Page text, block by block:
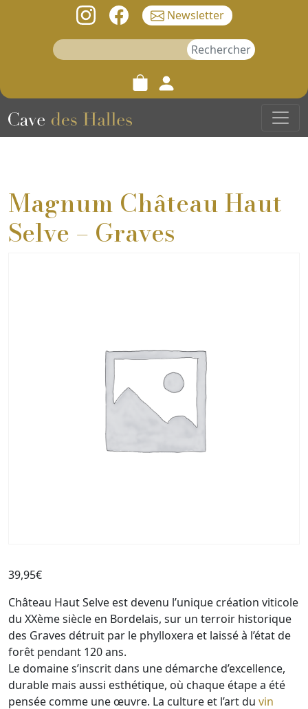
Newsletter
Rechercher :
Magnum Château Haut
Selve – Graves
39,95€
Château Haut Selve est devenu l’unique création viticole
du XXème siècle en Bordelais, sur un terroir historique
des Graves détruit par le phylloxera et laissé à l’état de
forêt pendant 120 ans.
Le domaine s’inscrit dans une démarche d’excellence,
durable mais aussi esthétique, où chaque étape a été
pensée comme une œuvre. La culture et l’art du vin